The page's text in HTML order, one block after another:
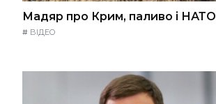
Мадяр про Крим, паливо і НАТО
# ВІДЕО